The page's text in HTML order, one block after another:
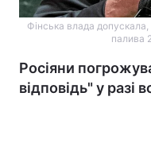
Фінська влада
палива
Росіяни
відповідь" у разі